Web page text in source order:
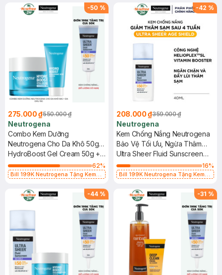
-50 %
275.000 ₫550.000 ₫
Neutrogena
Combo Kem Dưỡng
Neutrogena Cho Da Khô 50g +
Da Dầu 15g
HydroBoost Gel Cream 50g +
Water Gel 15g
62%
Bill 199K Neutrogena Tặng Kem
-42 %
208.000 ₫359.000 ₫
Neutrogena
Kem Chống Nắng Neutrogena
Bảo Vệ Tối Ưu, Ngừa Thâm
Sạm 40ml
Ultra Sheer Fluid Sunscreen
Age Shield SPF50 Broad
Spectrum PA+++
16%
Bill 199K Neutrogena Tặng Kem
-44 % -31 %